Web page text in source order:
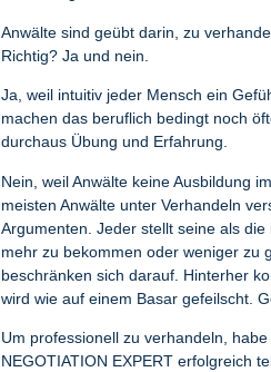
Anwälte sind geübt darin, zu
Richtig? Ja und nein.
Ja, weil intuitiv jeder Mensch ein
machen das beruflich bedingt noch
durchaus Übung und Erfahrung.
Nein, weil Anwälte keine Ausbildung
meisten Anwälte unter Verhandeln
Argumenten. Jeder stellt seine als
mehr zu bekommen oder weniger zu
beschränken sich darauf. Hinterher
wird wie auf einem Basar gefeilscht.
Um professionell zu verhandeln,
NEGOTIATION EXPERT erfolgreich